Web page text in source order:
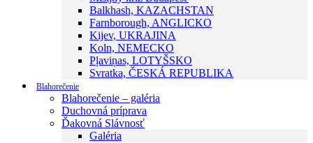
Balkhash, KAZACHSTAN
Farnborough, ANGLICKO
Kijev, UKRAJINA
Koln, NEMECKO
Pļaviņas, LOTYŠSKO
Svratka, ČESKÁ REPUBLIKA
Blahorečenie
Blahorečenie – galéria
Duchovná príprava
Ďakovná Slávnosť
Galéria